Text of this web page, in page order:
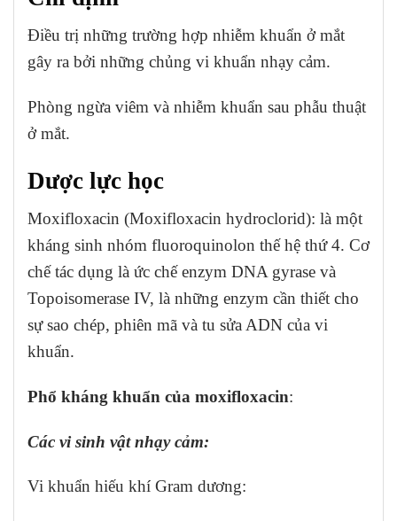
Điều trị những trường hợp nhiễm khuẩn ở mắt
gây ra bởi những chủng vi khuẩn nhạy cảm.
Phòng ngừa viêm và nhiễm khuẩn sau phẫu thuật
ở mắt.
Dược lực học
Moxifloxacin (Moxifloxacin hydroclorid): là một
kháng sinh nhóm fluoroquinolon thế hệ thứ 4. Cơ
chế tác dụng là ức chế enzym DNA gyrase và
Topoisomerase IV, là những enzym cần thiết cho
sự sao chép, phiên mã và tu sửa ADN của vi
khuẩn.
Phổ kháng khuẩn của moxifloxacin:
Các vi sinh vật nhạy cảm:
Vi khuẩn hiếu khí Gram dương: